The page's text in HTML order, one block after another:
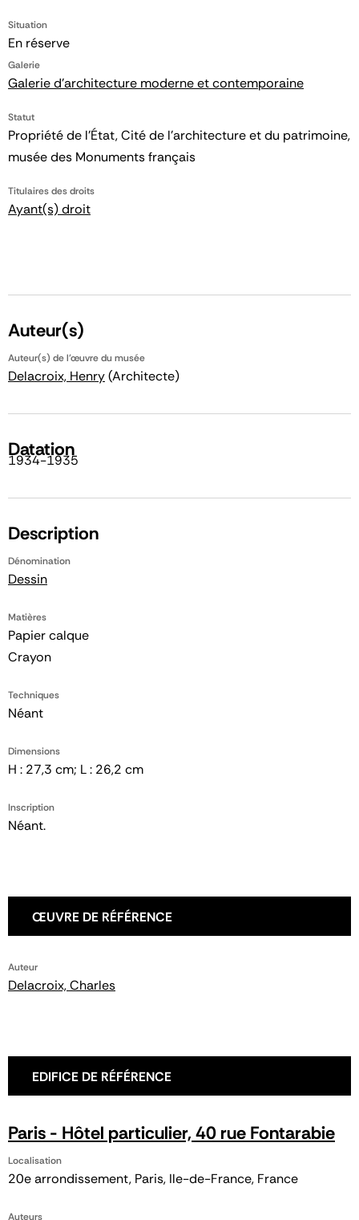
Situation
En réserve
Galerie
Galerie d'architecture moderne et contemporaine
Statut
Propriété de l’État, Cité de l’architecture et du patrimoine,
musée des Monuments français
Titulaires des droits
Ayant(s) droit
Auteur(s)
Auteur(s) de l'œuvre du musée
Delacroix, Henry(Architecte)
Datation
1934-1935
Description
Dénomination
Dessin
Matières
Papier calque
Crayon
Techniques
Néant
Dimensions
H : 27,3 cm; L : 26,2 cm
Inscription
Néant.
ŒUVRE DE RÉFÉRENCE
Auteur
Delacroix, Charles
EDIFICE DE RÉFÉRENCE
Paris - Hôtel particulier, 40 rue Fontarabie
Localisation
20e arrondissement, Paris, Ile-de-France, France
Auteurs